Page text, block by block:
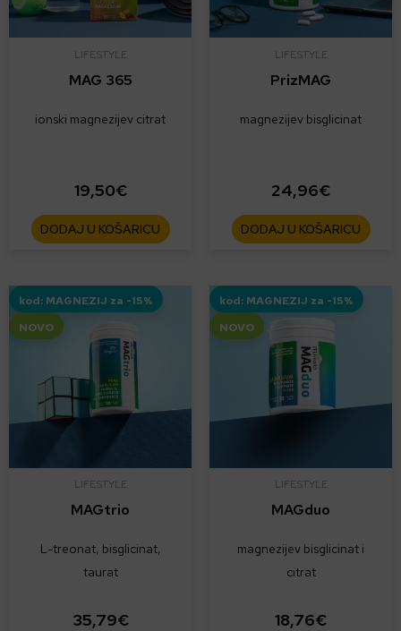
LIFESTYLE
MAG 365
ionski magnezijev citrat
19,50€
DODAJ U KOŠARICU
LIFESTYLE
PrizMAG
magnezijev bisglicinat
24,96€
DODAJ U KOŠARICU
kod: MAGNEZIJ za -15%
NOVO
LIFESTYLE
MAGtrio
L-treonat, bisglicinat,
taurat
35,79€
kod: MAGNEZIJ za -15%
NOVO
LIFESTYLE
MAGduo
magnezijev bisglicinat i
citrat
18,76€